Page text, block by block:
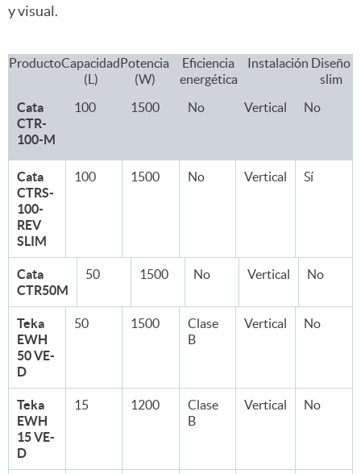
y visual.
ProductoCapacidad
(L)
Potencia
(W)
Eficiencia
energética
Instalación Diseño
slim
Cata
CTR-
100-M
100 1500 No Vertical No
Cata
CTRS-
100-
REV
SLIM
100 1500 No Vertical Sí
Cata
CTR50M
50 1500 No Vertical No
Teka
EWH
50 VE-
D
50 1500
Clase
B
Vertical No
Teka
EWH
15 VE-
D
15 1200
Clase
B
Vertical No